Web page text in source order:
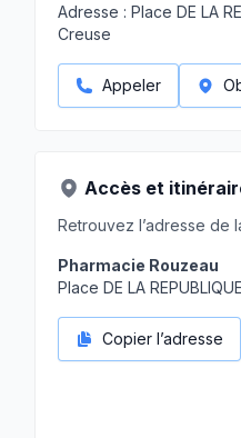
Adresse : Place DE LA
Creuse
Appeler
Accès et
Retrouvez l’adresse de
Pharmacie Rouzeau
Place DE LA
Copier l’adresse